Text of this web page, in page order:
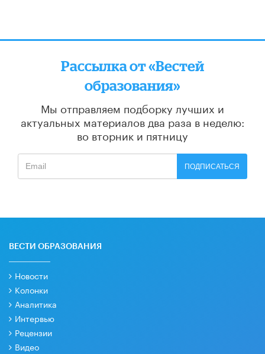
Рассылка от «Вестей
образования»
Мы отправляем подборку лучших и
актуальных материалов два раза в неделю:
во вторник и пятницу
ПОДПИСАТЬСЯ
ВЕСТИ ОБРАЗОВАНИЯ
Новости
Колонки
Аналитика
Интервью
Рецензии
Видео